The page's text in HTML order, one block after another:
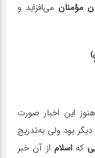
مؤمنان می‌افزاید و
این اخبار صورت
بود ولی به‌تدریج
کهاسلام از آن خبر